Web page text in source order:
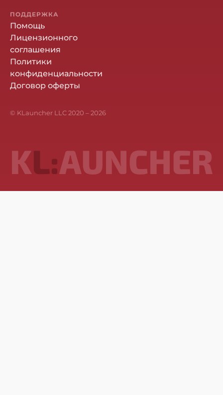
ПОДДЕРЖКА
Помощь
Лицензионного
соглашения
Политики
конфиденциальности
Договор оферты
© KLauncher LLC 2020 –2026
KL:AUNCHER